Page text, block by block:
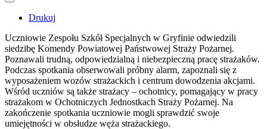
Drukuj
Uczniowie Zespołu Szkół Specjalnych w Gryfinie odwiedzili
siedzibę Komendy Powiatowej Państwowej Straży Pożarnej.
Poznawali trudną, odpowiedzialną i niebezpieczną pracę strażaków.
Podczas spotkania obserwowali próbny alarm, zapoznali się z
wyposażeniem wozów strażackich i centrum dowodzenia akcjami.
Wśród uczniów są także strażacy – ochotnicy, pomagający w pracy
strażakom w Ochotniczych Jednostkach Straży Pożarnej. Na
zakończenie spotkania uczniowie mogli sprawdzić swoje
umiejętności w obsłudze węża strażackiego.